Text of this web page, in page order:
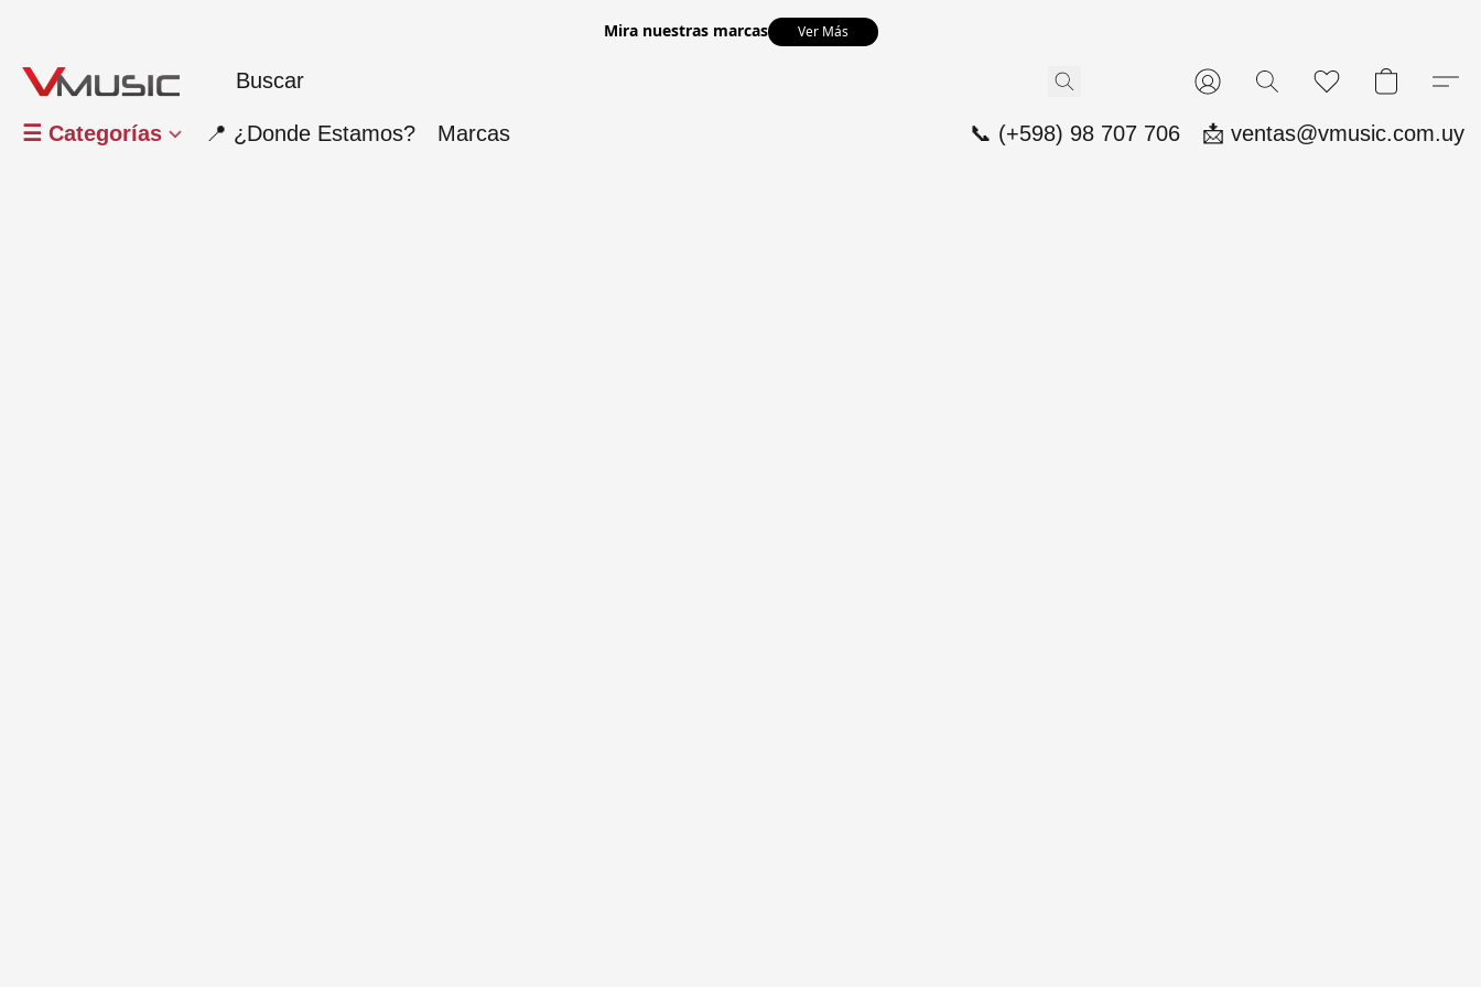
Mira nuestras marcas Ver Más
☰ Categorías 📍 ¿Donde Estamos? Marcas 📞 (+598) 98 707 706 📩 ventas@vmusic.com.uy